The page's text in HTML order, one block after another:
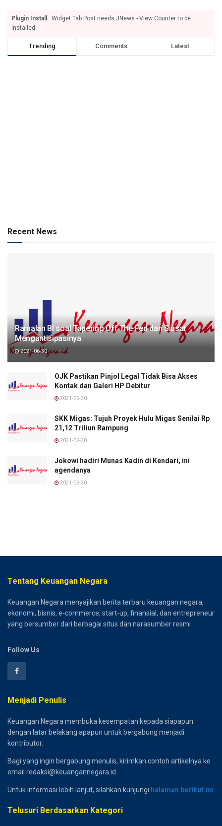
Plugin Install
: Widget Tab Post needs JNews - View Counter to be
installed
Trending Comments Latest
Recent News
Ramalan BI soal Tapering Off The Fed dan Siasat
Mengantisipasinya
2021-06-30
OJK Pastikan Pinjol Legal Tidak Bisa Akses
Kontak dan Galeri HP Debitur
2021-06-30
SKK Migas: Tujuh Proyek Hulu Migas Senilai Rp
21,12 Triliun Rampung
2021-06-30
Jokowi hadiri Munas Kadin di Kendari, ini
agendanya
2021-06-30
Tentang Keuangan Negara
Keuangan Negara menyajikan berita terbaru keuangan negara,
ekonomi, bisnis, e-commerce, start-up, finansial, dan entrepreneur
yang bersumber dari berbagai situs dan narasumber resmi
Follow Us
Menjadi Penulis
Keuangan Negara membuka kesempatan kepada siapapun
dengan latar belakang apapun untuk bergabung menjadi
kontributor.
Bagi yang ingin bergabung menulis, kirimkan contoh artikelnya ke
email redaksi@keuangannegara.id
Untuk informasi lebih lanjut, silahkan kunjungi halaman berikut ini
Telusuri Berdasarkan Kategori